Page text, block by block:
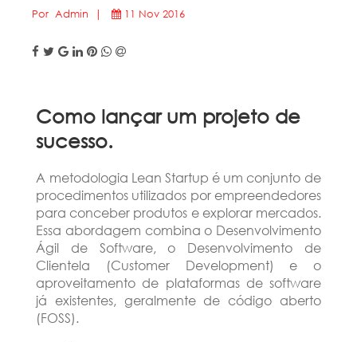
Por Admin | 11 Nov 2016
Como lançar um projeto de
sucesso.
A metodologia Lean Startup é um conjunto de
procedimentos utilizados por empreendedores
para conceber produtos e explorar mercados.
Essa abordagem combina o Desenvolvimento
Ágil de Software, o Desenvolvimento de
Clientela (Customer Development) e o
aproveitamento de plataformas de software
já existentes, geralmente de código aberto
(FOSS).